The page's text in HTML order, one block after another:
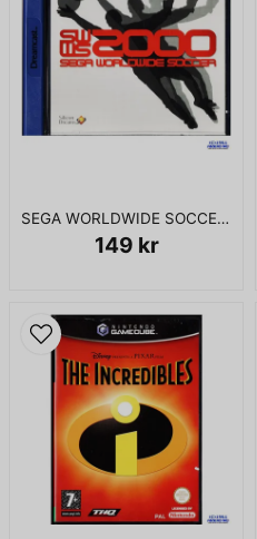
SEGA WORLDWIDE SOCCER 2000 DREAMCAST
149 kr
ENDAST KASSETT